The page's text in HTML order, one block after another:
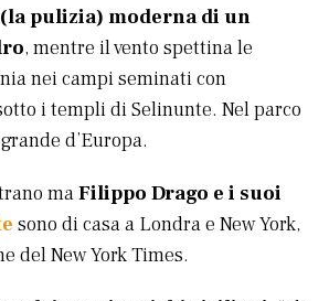
pulizia) moderna di un
, mentre il vento spettina le
nei campi seminati con
i templi di Selinunte. Nel parco
d’Europa.
maFilippo Drago e i suoi
sono di casa a Londra e New York,
del New York Times.